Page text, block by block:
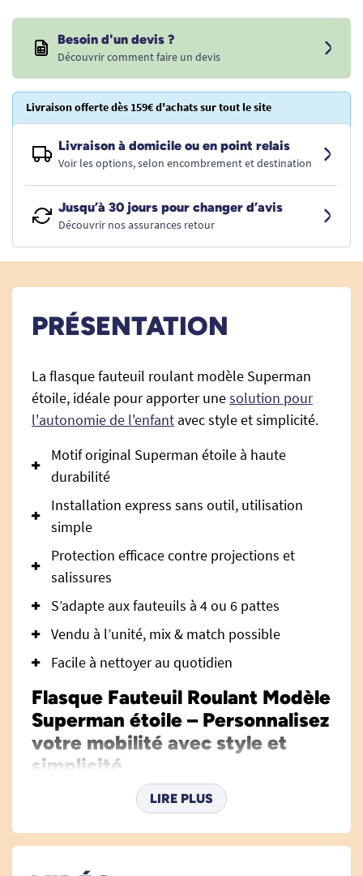
Besoin d'un devis ?
Découvrir comment faire un devis
Livraison offerte dès 159€ d'achats sur tout le site
Livraison à domicile ou en point relais
Voir les options, selon encombrement et destination
Jusqu’à 30 jours pour changer d’avis
Découvrir nos assurances retour
PRÉSENTATION
La flasque fauteuil roulant modèle Superman
étoile, idéale pour apporter unesolution pour
l'autonomie de l'enfant avec style et simplicité.
Motif original Superman étoile à haute
durabilité
Installation express sans outil, utilisation
simple
Protection efficace contre projections et
salissures
S’adapte aux fauteuils à 4 ou 6 pattes
Vendu à l’unité, mix & match possible
Facile à nettoyer au quotidien
Flasque Fauteuil Roulant Modèle
Superman étoile – Personnalisez
votre mobilité avec style et
simplicité
flasque pour fauteuil roulant modèle
est l’accessoire idéal pour
ajouter une touche de personnalité et de
LIRE PLUS